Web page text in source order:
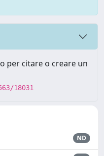
per citare o creare un
18031
ND